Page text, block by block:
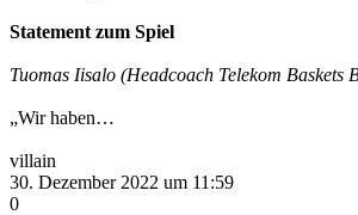
Statement zum Spiel
Tuomas Iisalo (Headcoach Telekom Baskets
„Wir haben…
villain
30. Dezember 2022 um 11:59
0